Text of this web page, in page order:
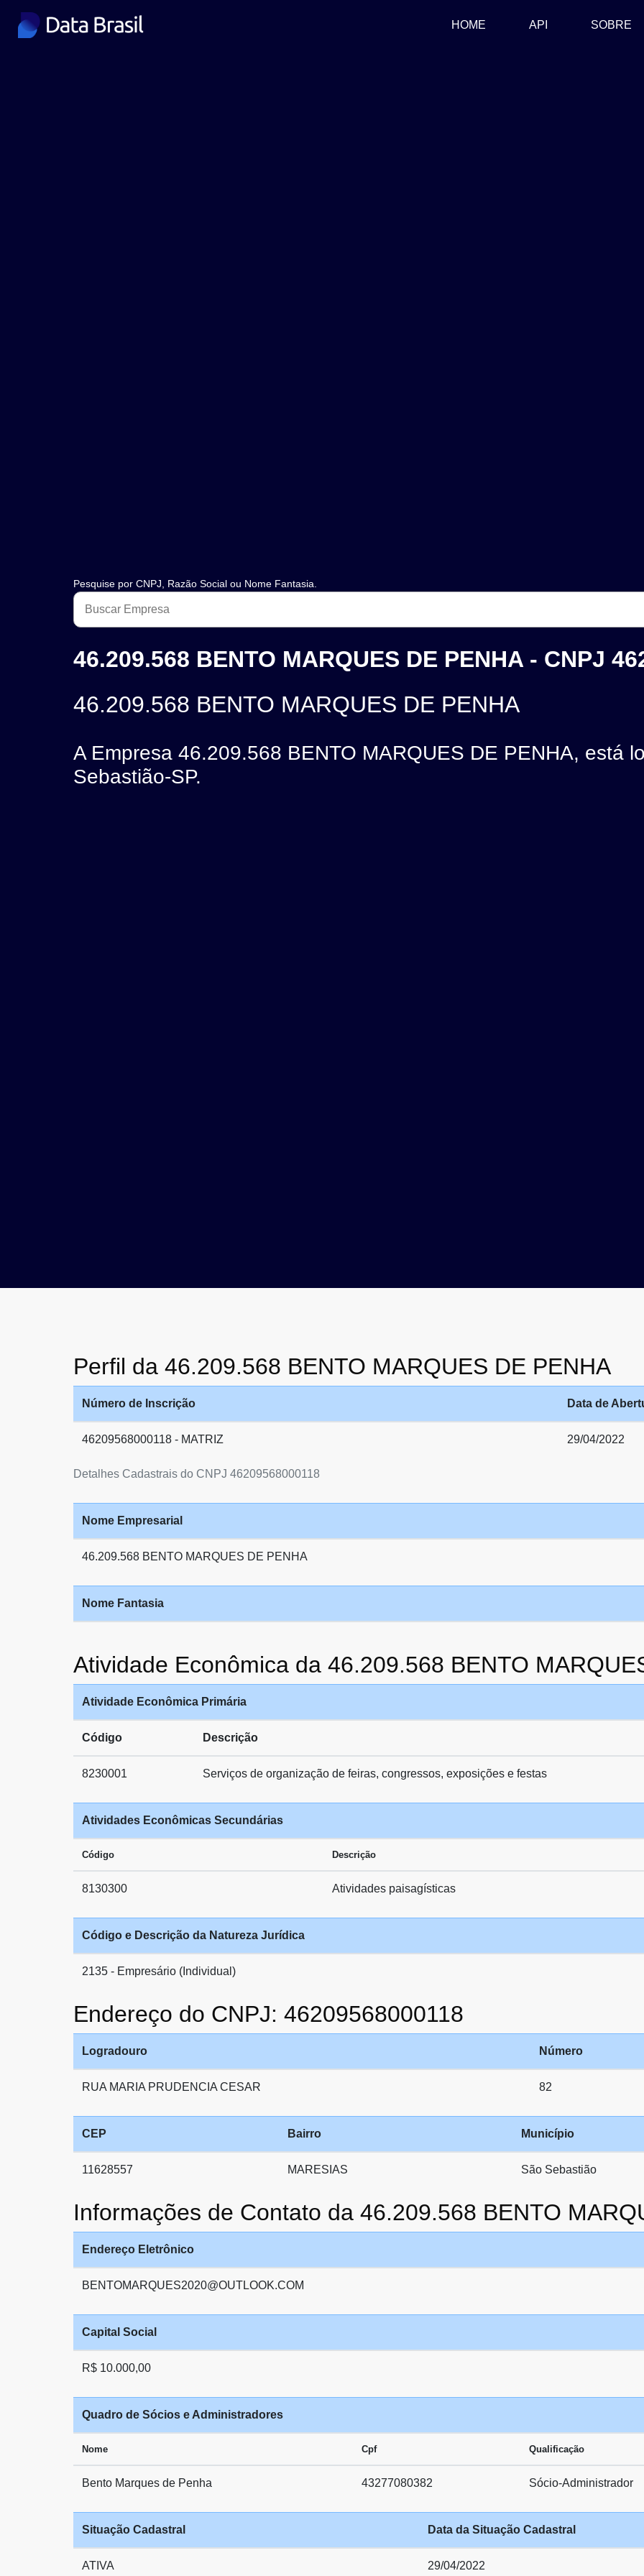
HOME (CURRENT)
API SOBRE
Pesquise por CNPJ, Razão Social ou Nome Fantasia.
46.209.568 BENTO MARQUES DE PENHA - CNPJ
46.209.568 BENTO MARQUES DE PENHA
A Empresa 46.209.568 BENTO MARQUES DE PENHA, está
Sebastião-SP.
Perfil da 46.209.568 BENTO MARQUES DE PENHA
Detalhes Cadastrais do CNPJ 46209568000118
Número de Inscrição Data de
46209568000118 - MATRIZ 29/04/2022
Nome Empresarial
46.209.568 BENTO MARQUES DE PENHA
Nome Fantasia
Atividade Econômica da 46.209.568 BENTO
Atividade Econômica Primária
Código Descrição
8230001 Serviços de organização de feiras, congressos, exposições e festas
Atividades Econômicas Secundárias
Código Descrição
8130300 Atividades paisagísticas
Código e Descrição da Natureza Jurídica
2135 - Empresário (Individual)
Endereço do CNPJ: 46209568000118
Logradouro Número
RUA MARIA PRUDENCIA CESAR 82
CEP Bairro Município
11628557 MARESIAS São Sebastião
Informações de Contato da 46.209.568 BENTO
Endereço Eletrônico
BENTOMARQUES2020@OUTLOOK.COM
Capital Social
R$ 10.000,00
Quadro de Sócios e Administradores
Nome Cpf Qualificação
Bento Marques de Penha 43277080382 Sócio-Administrador
Situação Cadastral Data da Situação Cadastral
ATIVA 29/04/2022